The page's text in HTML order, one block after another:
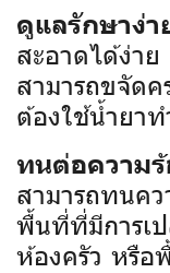
ดูแลรักษาง่า
สะอาดได้ง่า
สามารถขจัด
ต้องใช้น้ำยา
ทนต่อความ
สามารถทนค
พื้นที่ที่มีการเ
ห้องครัว หรือ